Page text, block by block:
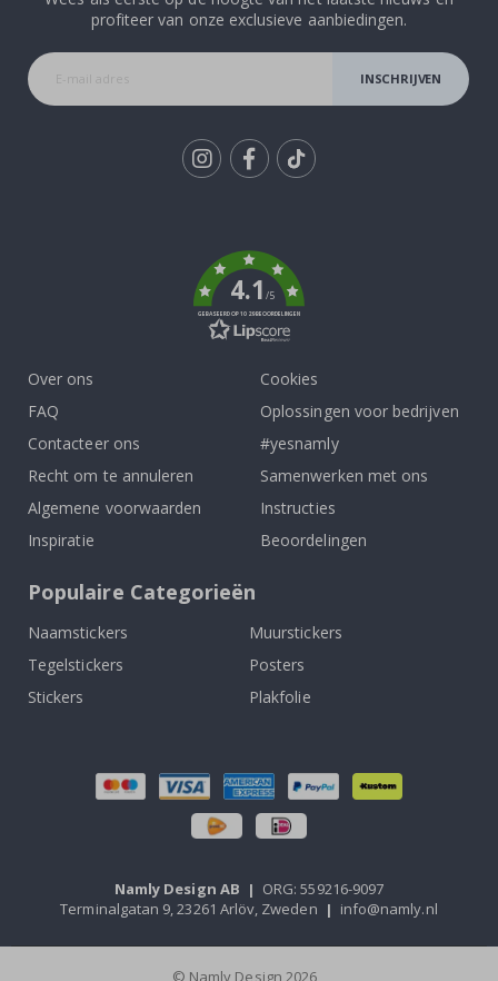
profiteer van onze exclusieve aanbiedingen.
INSCHRIJVEN
4.1/5
GEBASEERD OP 1029 BEOORDELINGEN
Over ons
FAQ
Contacteer ons
Recht om te annuleren
Algemene voorwaarden
Inspiratie
Cookies
Oplossingen voor bedrijven
#yesnamly
Samenwerken met ons
Instructies
Beoordelingen
Populaire Categorieën
Naamstickers
Muurstickers
Tegelstickers
Posters
Stickers
Plakfolie
Namly Design AB | ORG: 559216-9097
Terminalgatan 9, 23261 Arlöv, Zweden | info@namly.nl